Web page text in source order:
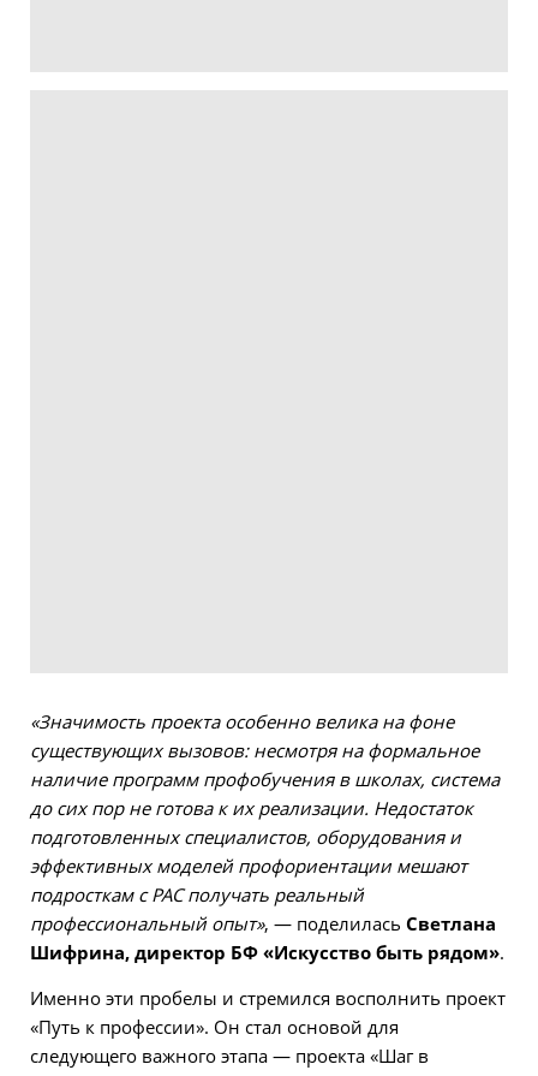
«Значимость проекта особенно велика на фоне
существующих вызовов: несмотря на формальное
наличие программ профобучения в школах, система
до сих пор не готова к их реализации. Недостаток
подготовленных специалистов, оборудования и
эффективных моделей профориентации мешают
подросткам с РАС получать реальный
профессиональный опыт», — поделилась Светлана
Шифрина, директор БФ «Искусство быть рядом».
Именно эти пробелы и стремился восполнить проект
«Путь к профессии». Он стал основой для
следующего важного этапа — проекта «Шаг в